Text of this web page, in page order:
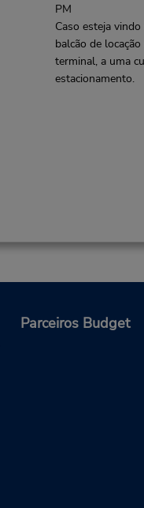
PM
Caso esteja vindo
balcão de
terminal, a uma
estacionamento.
Parceiros Budget